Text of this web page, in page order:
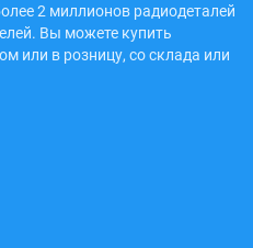
2 миллионов радиодеталей
Вы можете купить
или в розницу, со склада или